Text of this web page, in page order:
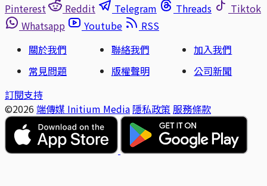
Pinterest
Reddit Telegram Threads
Tiktok
Whatsapp
Youtube
RSS
關於我們
聯絡我們
加入我們
常見問題
版權聲明
公司新聞
訂閱支持
©2026 端傳媒 Initium Media 隱私政策 服務條款